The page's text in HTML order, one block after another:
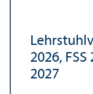
2026,
2027